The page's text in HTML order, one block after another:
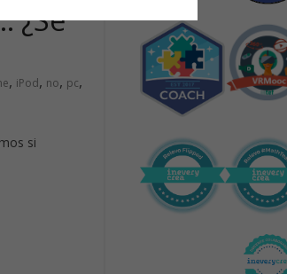
¿Se
, iPod, no, pc,
si